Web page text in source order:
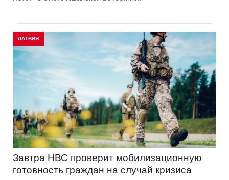
ЛАТВИЯ
Завтра НВС проверит мобилизационную
готовность граждан на случай кризиса